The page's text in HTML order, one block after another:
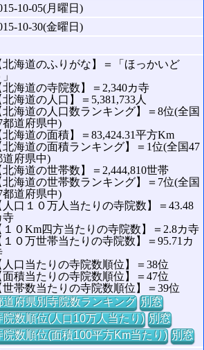
10-05(月曜日)
10-30(金曜日)
北海道のふりがな】＝「ほっかいど
北海道の寺院数】＝2,340カ寺
北海道の人口】＝5,381,733人
北海道の人口数ランキング】＝8位(全国
都道府県中)
北海道の面積】＝83,424.31平方Km
北海道の面積ランキング】＝1位(全国47
道府県中)
北海道の世帯数】＝2,444,810世帯
北海道の世帯数ランキング】＝7位(全国
都道府県中)
人口１０万人当たりの寺院数】＝43.48
寺
１０Km四方当たりの寺院数】＝2.8カ寺
１０万世帯当たりの寺院数】＝95.71カ
人口当たりの寺院数順位】＝38位
面積当たりの寺院数順位】＝47位
世帯数当たりの寺院数順位】＝39位
道府県別寺院数ランキング 別窓
院数順位(人口10万人当たり) 別窓
院数順位(面積100平方Km当たり) 別窓